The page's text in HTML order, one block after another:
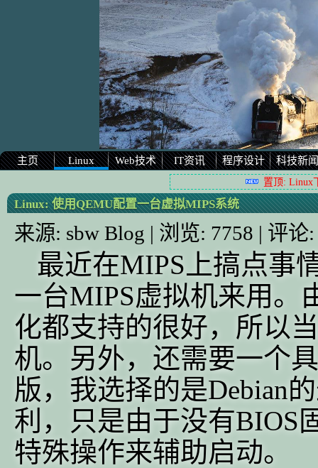
主页 Linux Web技术 IT资讯 程序设计 科技新闻
置顶: Linux
Linux:使用QEMU配置一台虚拟MIPS系统
来源: sbw Blog | 浏览: 7758 | 评论
最近在MIPS上搞点事
一台MIPS虚拟机来用。
化都支持的很好，所以
机。另外，还需要一个
版，我选择的是Debian
利，只是由于没有BIOS
特殊操作来辅助启动。